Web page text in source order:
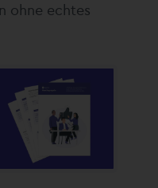
ohne echtes